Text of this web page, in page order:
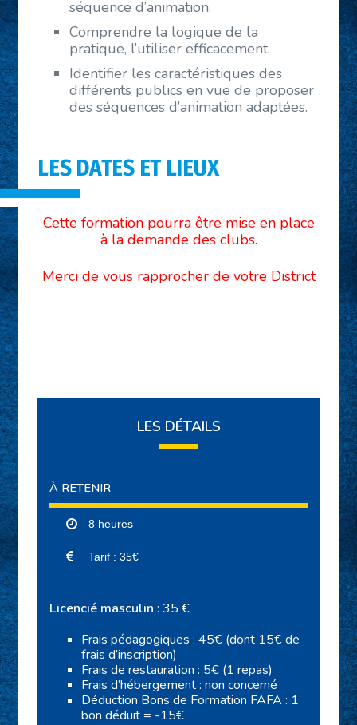
séquence d’animation.
Comprendre la logique de la
pratique, l’utiliser efficacement.
Identifier les caractéristiques des
différents publics en vue de proposer
des séquences d’animation adaptées.
LES DATES ET LIEUX
Cette formation pourra être mise en place
à la demande des clubs.
Merci de vous rapprocher de votre District
LES DÉTAILS
À RETENIR
8 heures
Tarif : 35€
Licencié masculin : 35 €
Frais pédagogiques : 45€ (dont 15€ de
frais d’inscription)
Frais de restauration : 5€ (1 repas)
Frais d’hébergement : non concerné
Déduction Bons de Formation FAFA : 1
bon déduit = -15€